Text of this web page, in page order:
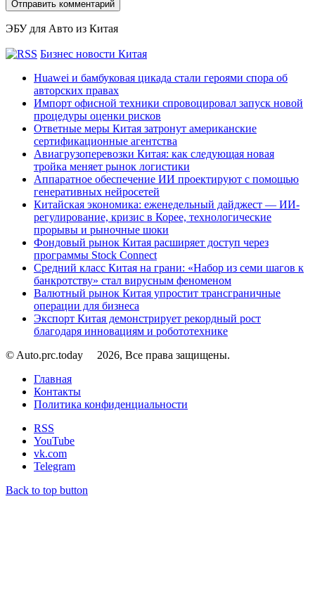
ЭБУ для Авто из Китая
Бизнес новости Китая
Huawei и бамбуковая цикада стали героями спора об
авторских правах
Импорт офисной техники спровоцировал запуск новой
процедуры оценки рисков
Ответные меры Китая затронут американские
сертификационные агентства
Авиагрузоперевозки Китая: как следующая новая
тройка меняет рынок логистики
Аппаратное обеспечение ИИ проектируют с помощью
генеративных нейросетей
Китайская экономика: еженедельный дайджест — ИИ-
регулирование, кризис в Корее, технологические
прорывы и рыночные шоки
Фондовый рынок Китая расширяет доступ через
программы Stock Connect
Средний класс Китая на грани: «Набор из семи шагов к
банкротству» стал вирусным феноменом
Валютный рынок Китая упростит трансграничные
операции для бизнеса
Экспорт Китая демонстрирует рекордный рост
благодаря инновациям и робототехнике
© Auto.prc.today
2026, Все права защищены.
Главная
Контакты
Политика конфиденциальности
RSS
YouTube
vk.com
Telegram
Back to top button